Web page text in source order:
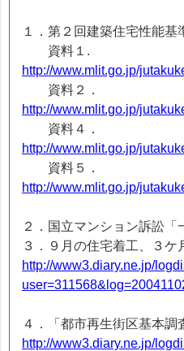
１．第２回建築住宅性能基
資料１.
http://www.mlit.go.jp/
資料２．
http://www.mlit.go.jp/
資料４．
http://www.mlit.go.jp/
資料５．
http://www.mlit.go.jp/
２．国立マンション訴訟「
３．９月の住宅着工、３ケ
http://www3.diary.ne.jp/
４．「都市再生街区基本調
http://www3.diary.ne.jp/